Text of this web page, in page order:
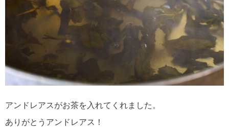
アンドレアスがお茶を入れてくれました。
ありがとうアンドレアス！